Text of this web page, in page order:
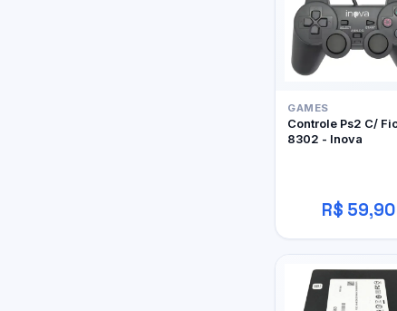
GAMES
Controle Ps2 C/
8302 - Inova
R$ 59,90